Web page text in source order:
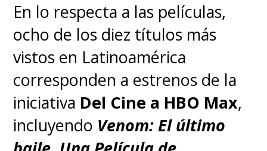
En lo respecta a las películas,
ocho de los diez títulos más
vistos en Latinoamérica
corresponden a estrenos de la
iniciativa Del Cine a HBO Max,
incluyendo Venom: El último